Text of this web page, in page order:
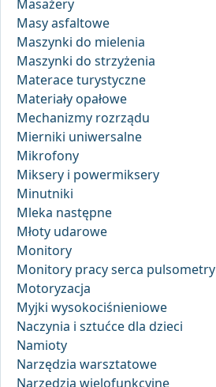
Masażery
Masy asfaltowe
Maszynki do mielenia
Maszynki do strzyżenia
Materace turystyczne
Materiały opałowe
Mechanizmy rozrządu
Mierniki uniwersalne
Mikrofony
Miksery i powermiksery
Minutniki
Mleka następne
Młoty udarowe
Monitory
Monitory pracy serca pulsometry
Motoryzacja
Myjki wysokociśnieniowe
Naczynia i sztućce dla dzieci
Namioty
Narzędzia warsztatowe
Narzędzia wielofunkcyjne